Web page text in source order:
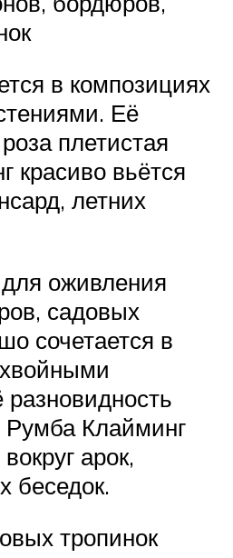
в композициях
Её
плетистая
красиво вьётся
летних
оживления
садовых
сочетается в
Румба Клайминг
арок,
беседок.
тропинок